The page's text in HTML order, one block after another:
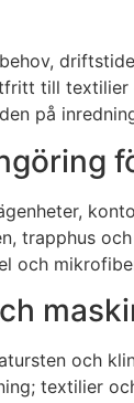
till textilier
på
trapphus
och
och
textilier